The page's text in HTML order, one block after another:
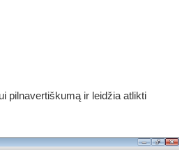
pilnavertiškumą ir leidžia atlikti